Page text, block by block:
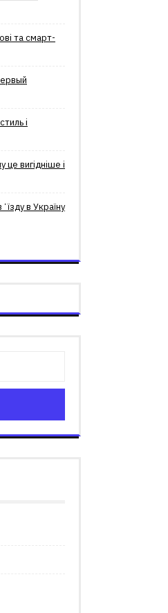
та смарт-
і
вигідніше і
в Україну